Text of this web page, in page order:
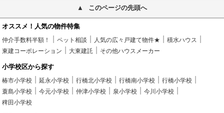
このページの先頭へ
オススメ！人気の物件特集
仲介手数料半額！ ペット相談 人気の広々戸建て物件★
積水ハウス
東建コーポレーション
大東建託 その他ハウスメーカー
小学校区から探す
椿市小学校 延永小学校 行橋北小学校 行橋南小学校
行橋小学校
蓑島小学校
今元小学校 仲津小学校 泉小学校
今川小学校
稗田小学校